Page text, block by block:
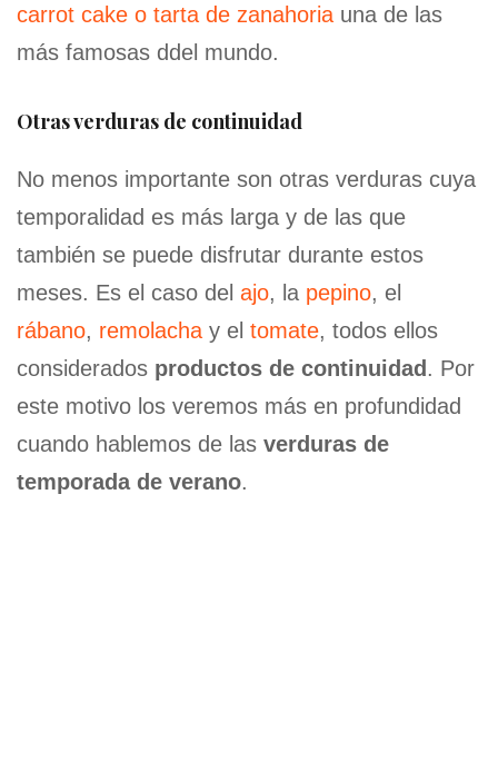
carrot cake o tarta de zanahoria una de las
más famosas ddel mundo.
Otras verduras de continuidad
No menos importante son otras verduras cuya
temporalidad es más larga y de las que
también se puede disfrutar durante estos
meses. Es el caso del ajo, la pepino, el
rábano, remolacha y el tomate, todos ellos
considerados productos de continuidad . Por
este motivo los veremos más en profundidad
cuando hablemos de las verduras de
temporada de verano.